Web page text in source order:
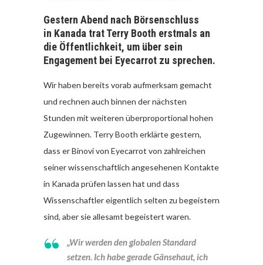
Gestern Abend nach Börsenschluss
in Kanada trat Terry Booth erstmals an
die Öffentlichkeit, um über sein
Engagement bei Eyecarrot zu sprechen.
Wir haben bereits vorab aufmerksam gemacht
und rechnen auch binnen der nächsten
Stunden mit weiteren überproportional hohen
Zugewinnen. Terry Booth erklärte gestern,
dass er Binovi von Eyecarrot von zahlreichen
seiner wissenschaftlich angesehenen Kontakte
in Kanada prüfen lassen hat und dass
Wissenschaftler eigentlich selten zu begeistern
sind, aber sie allesamt begeistert waren.
„Wir werden den globalen Standard
setzen. Ich habe gerade Gänsehaut, ich